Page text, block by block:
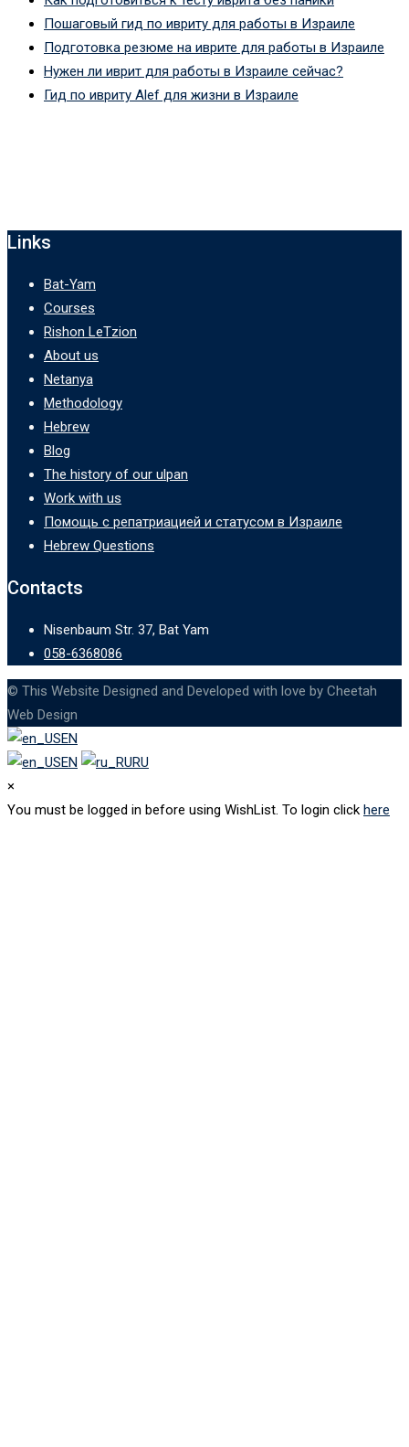
Пошаговый гид по ивриту для работы в Израиле
Подготовка резюме на иврите для работы в Израиле
Нужен ли иврит для работы в Израиле сейчас?
Гид по ивриту Alef для жизни в Израиле
Links
Bat-Yam
Courses
Rishon LeTzion
About us
Netanya
Methodology
Hebrew
Blog
The history of our ulpan
Work with us
Помощь с репатриацией и статусом в Израиле
Hebrew Questions
Contacts
Nisenbaum Str. 37, Bat Yam
058-6368086
© This Website Designed and Developed with love by Cheetah
Web Design
EN
EN
RU
×
You must be logged in before using WishList. To login click here